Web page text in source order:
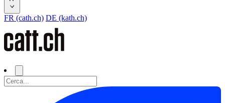
FR (cath.ch) DE (kath.ch)